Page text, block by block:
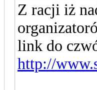
Z racji iż
link do
http://